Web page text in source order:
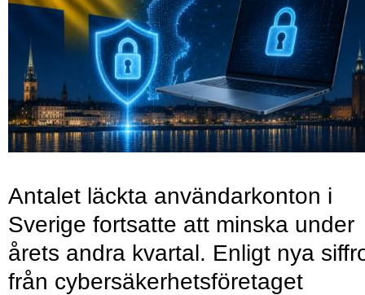
Antalet läckta användarkonton i
Sverige fortsatte att minska under
årets andra kvartal. Enligt nya
från cybersäkerhetsföretaget